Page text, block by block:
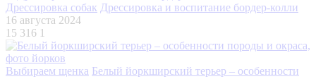
Дрессировка собак Дрессировка и воспитание бордер-колли
16 августа 2024
15 316 1
Выбираем щенка Белый йоркширский терьер – особенности